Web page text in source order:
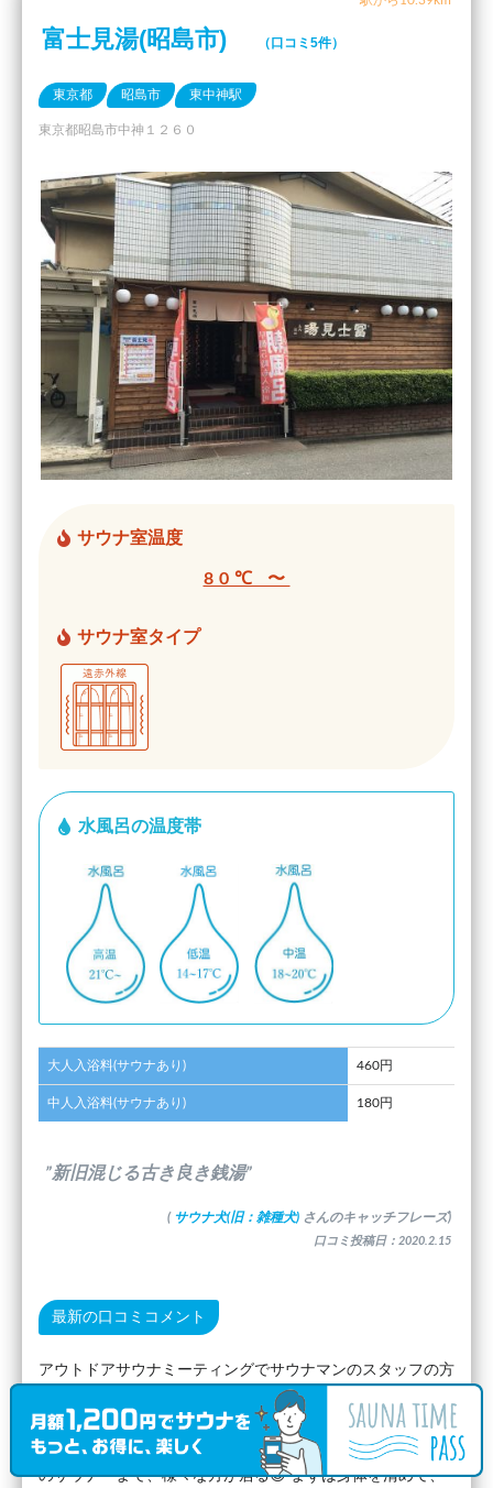
富士見湯(昭島市) （口コミ5件）
東京都 昭島市 東中神駅
東京都昭島市中神１２６０
サウナ室温度
80℃ 〜
サウナ室タイプ
水風呂の温度帯
大人入浴料(サウナあり) 460円
中人入浴料(サウナあり) 180円
”新旧混じる古き良き銭湯”
( サウナ犬(旧：雑種犬) さんのキャッチフレーズ)
口コミ投稿日：2020.2.15
最新の口コミコメント
アウトドアサウナミーティングでサウナマンのスタッフの方
に勧めて頂いて、帰りに寄り道🚙💨 sauna soppiから車でス
グでした✨ 古い銭湯をリノベしてるらしく、新旧が混じる
楽しい感じ😆👍 客層も地元のおじいちゃんから、我々一見
のサウナーまで、様々な方が居る😊 まずは身体を清めて、